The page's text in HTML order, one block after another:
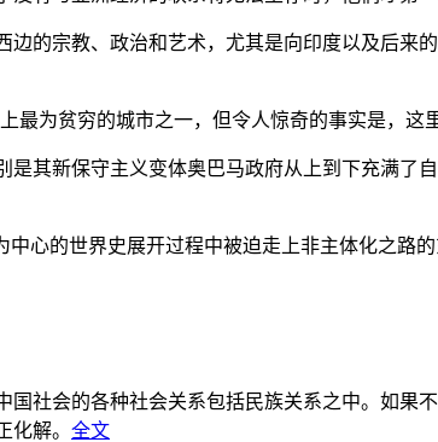
边的宗教、政治和艺术，尤其是向印度以及后
最为贫穷的城市之一，但令人惊奇的事实是，这
是其新保守主义变体奥巴马政府从上到下充满
中心的世界史展开过程中被迫走上非主体化之
国社会的各种社会关系包括民族关系之中。如
化解。 全文